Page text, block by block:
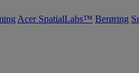
Acer SpatialLabs™ Berøring